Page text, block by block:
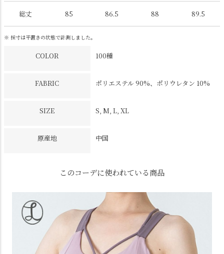
総丈 85 86.5 88 89.5
※ 採寸は平置きの状態で計測しました。
COLOR 100種
FABRIC ポリエステル 90%、ポリウレタン 10%
SIZE S, M, L, XL
原産地 中国
このコーデに使われている商品